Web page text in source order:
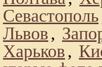
Севастополь
Львов ,
Харьков ,